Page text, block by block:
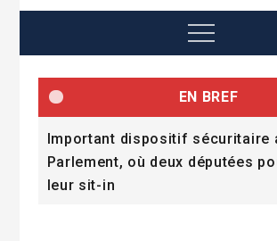
Menu
EN BREF
Important dispositif sécuritaire
Parlement, où deux députées
leur sit-in